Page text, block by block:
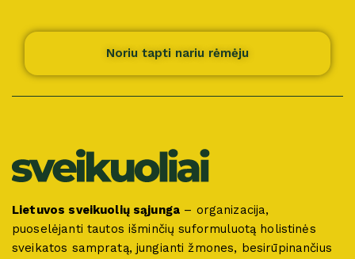
Noriu tapti nariu rėmėju
Lietuvos sveikuolių sąjunga – organizacija,
puoselėjanti tautos išminčių suformuluotą holistinės
sveikatos sampratą, jungianti žmones, besirūpinančius